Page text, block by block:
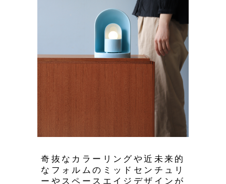
奇抜なカラーリングや近未来的
なフォルムのミッドセンチュリ
ーやスペースエイジデザインが